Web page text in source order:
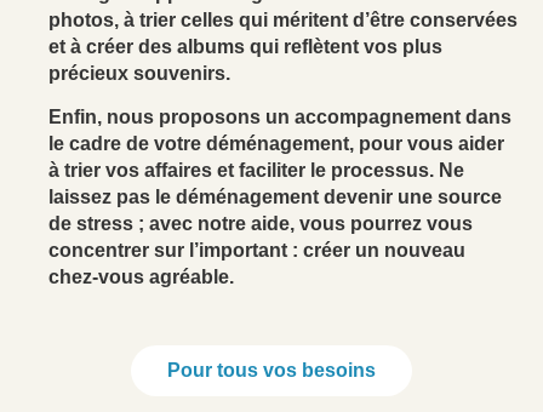
photos, à trier celles qui méritent d’être conservées
et à créer des albums qui reflètent vos plus
précieux souvenirs.
Enfin, nous proposons un accompagnement dans
le cadre de votre déménagement, pour vous aider
à trier vos affaires et faciliter le processus. Ne
laissez pas le déménagement devenir une source
de stress ; avec notre aide, vous pourrez vous
concentrer sur l’important : créer un nouveau
chez-vous agréable.
Pour tous vos besoins